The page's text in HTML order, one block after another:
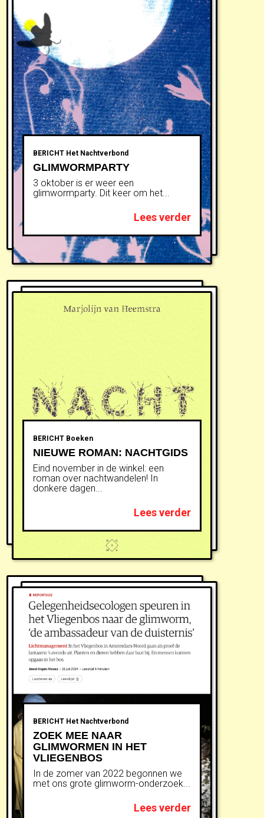
BERICHT Het Nachtverbond
GLIMWORMPARTY
3 oktober is er weer een
glimwormparty. Dit keer om het...
Lees verder
BERICHT Boeken
NIEUWE ROMAN: NACHTGIDS
Eind november in de winkel: een
roman over nachtwandelen! In
donkere dagen...
Lees verder
BERICHT Het Nachtverbond
ZOEK MEE NAAR
GLIMWORMEN IN HET
VLIEGENBOS
In de zomer van 2022 begonnen we
met ons grote glimworm-onderzoek...
Lees verder